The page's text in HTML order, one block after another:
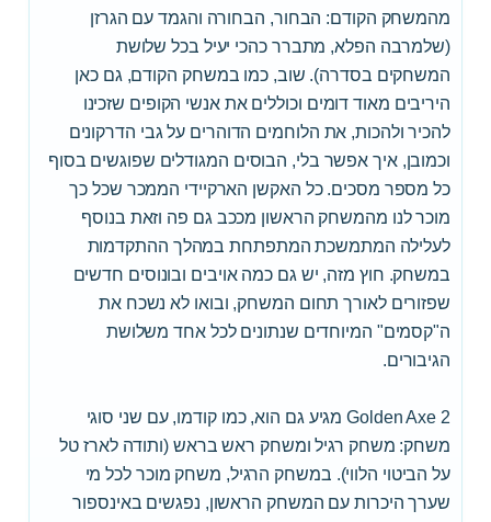
מהמשחק הקודם: הבחור, הבחורה והגמד עם הגרזן
(שלמרבה הפלא, מתברר כהכי יעיל בכל שלושת
המשחקים בסדרה). שוב, כמו במשחק הקודם, גם כאן
היריבים מאוד דומים וכוללים את אנשי הקופים שזכינו
להכיר ולהכות, את הלוחמים הדוהרים על גבי הדרקונים
וכמובן, איך אפשר בלי, הבוסים המגודלים שפוגשים בסוף
כל מספר מסכים. כל האקשן הארקיידי הממכר שכל כך
מוכר לנו מהמשחק הראשון מככב גם פה וזאת בנוסף
לעלילה המתמשכת המתפתחת במהלך ההתקדמות
במשחק. חוץ מזה, יש גם כמה אויבים ובונוסים חדשים
שפזורים לאורך תחום המשחק, ובואו לא נשכח את
ה"קסמים" המיוחדים שנתונים לכל אחד משלושת
הגיבורים.
Golden Axe 2 מגיע גם הוא, כמו קודמו, עם שני סוגי
משחק: משחק רגיל ומשחק ראש בראש (ותודה לארז טל
על הביטוי הלווי). במשחק הרגיל, משחק מוכר לכל מי
שערך היכרות עם המשחק הראשון, נפגשים באינספור